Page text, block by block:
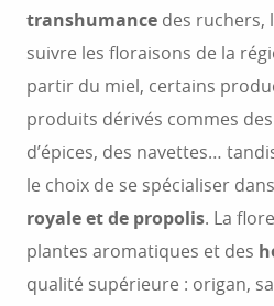
transhumance des ruchers,
suivre les floraisons de la
partir du miel, certains
produits dérivés commes
d’épices, des navettes…
le choix de se spécialiser
royale et de propolis. La
plantes aromatiques et des
qualité supérieure : origan,